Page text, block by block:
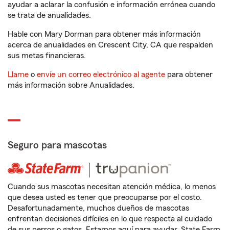
ayudar a aclarar la confusión e información errónea cuando
se trata de anualidades.
Hable con Mary Dorman para obtener más información
acerca de anualidades en Crescent City, CA que respalden
sus metas financieras.
Llame o envíe un correo electrónico al agente para obtener
más información sobre Anualidades.
Seguro para mascotas
Cuando sus mascotas necesitan atención médica, lo menos
que desea usted es tener que preocuparse por el costo.
Desafortunadamente, muchos dueños de mascotas
enfrentan decisiones difíciles en lo que respecta al cuidado